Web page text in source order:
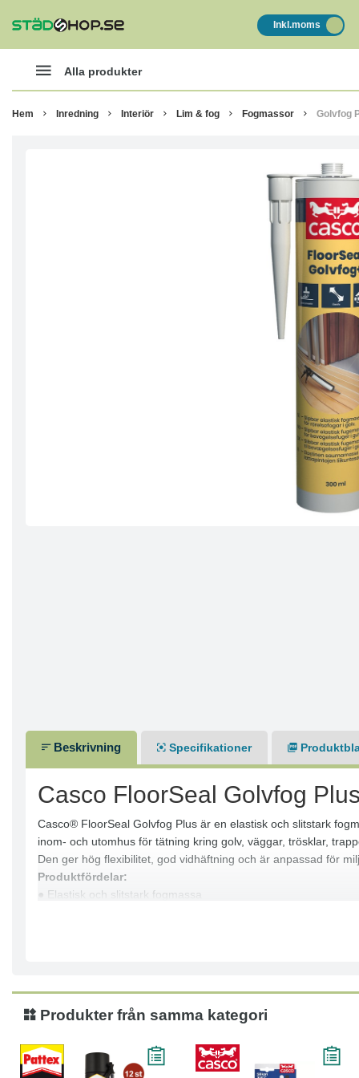
Inkl.moms
Alla produkter
Hem Inredning Interiör Lim & fog Fogmassor Golvfog
Beskrivning Specifikationer
Casco FloorSeal Golvfog
Casco® FloorSeal Golvfog Plus är en elastisk och slitstark
inom- och utomhus för tätning kring golv, väggar, trösklar,
Den ger hög flexibilitet, god vidhäftning och är anpassad för
Produktfördelar:
● Elastisk och slitstark fogmassa
● Trä, betong, keramik och natursten
● Trägolv (nåtning)
● Anslutningsfogar mot väggar och byggnadsdetaljer
Produkter från samma kategori